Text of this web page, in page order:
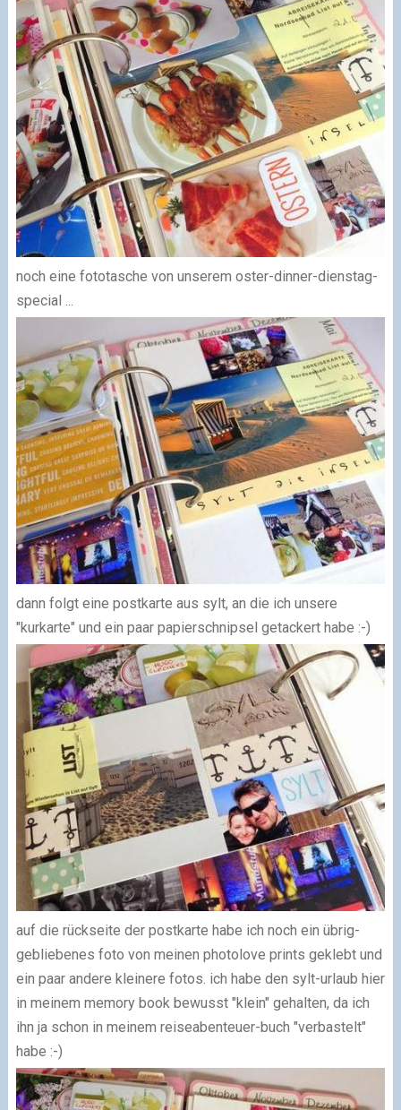
noch eine fototasche von unserem oster-dinner-dienstag-
special ...
dann folgt eine postkarte aus sylt, an die ich unsere
"kurkarte" und ein paar papierschnipsel getackert habe :-)
auf die rückseite der postkarte habe ich noch ein übrig-
gebliebenes foto von meinen photolove prints geklebt und
ein paar andere kleinere fotos. ich habe den sylt-urlaub hier
in meinem memory book bewusst "klein" gehalten, da ich
ihn ja schon in meinem reiseabenteuer-buch "verbastelt"
habe :-)